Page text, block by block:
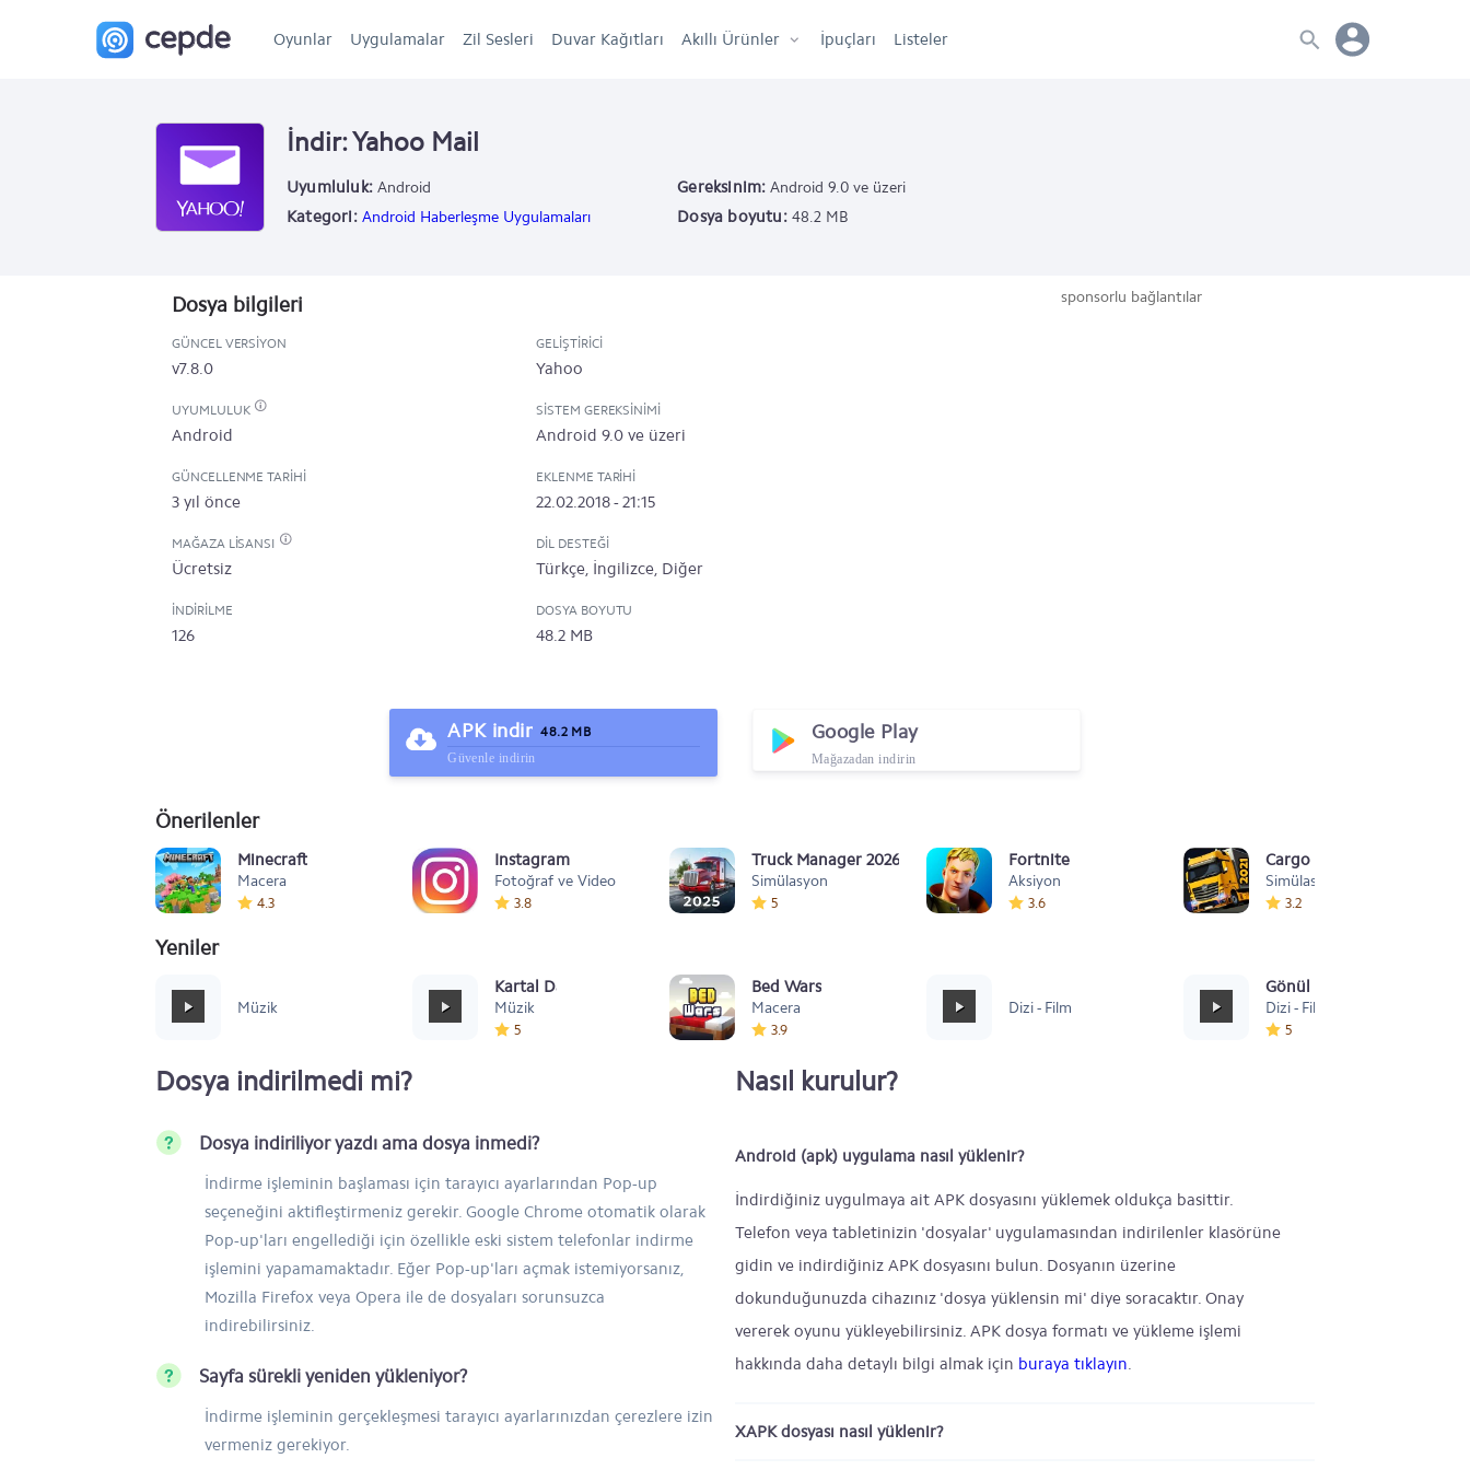
Oyunlar Uygulamalar Zil Sesleri Duvar Kağıtları Akıllı Ürünler İpuçları Listeler
İndir: Yahoo Mail
Uyumluluk: Android Gereksinim: Android 9.0 ve üzeri
Kategori: Android Haberleşme Uygulamaları Dosya boyutu:48.2 MB
sponsorlu bağlantılar
Dosya bilgileri
GÜNCEL VERSIYON
v7.8.0
GELIŞTIRICI
Yahoo
UYUMLULUK
Android
SISTEM GEREKSINIMI
Android 9.0 ve üzeri
GÜNCELLENME TARIHI
3 yıl önce
EKLENME TARIHI
22.02.2018 - 21:15
MAĞAZA LISANSI
Ücretsiz
DIL DESTEĞI
Türkçe, İngilizce, Diğer
İNDIRILME
126
DOSYA BOYUTU
48.2 MB
APK indir 48.2 MB
Güvenle indirin
Google Play
Mağazadan indirin
Önerilenler
Minecraft
Macera
4.3
Instagram
Fotoğraf ve Video
3.8
Truck Manager 2026
Simülasyon
5
Fortnite
Aksiyon
3.6
Cargo Simulator 2021:
Simülasyon
3.2
Yeniler
Müzik
Kartal Dansı Müziği
Müzik
5
Bed Wars
Macera
3.9
Dizi - Film
Gönül Dağı Duygusal
Dizi - Film
5
Dosya indirilmedi mi?
Dosya indiriliyor yazdı ama dosya inmedi?
İndirme işleminin başlaması için tarayıcı ayarlarından Pop-up
seçeneğini aktifleştirmeniz gerekir. Google Chrome otomatik olarak
Pop-up'ları engellediği için özellikle eski sistem telefonlar indirme
işlemini yapamamaktadır. Eğer Pop-up'ları açmak istemiyorsanız,
Mozilla Firefox veya Opera ile de dosyaları sorunsuzca
indirebilirsiniz.
Sayfa sürekli yeniden yükleniyor?
İndirme işleminin gerçekleşmesi tarayıcı ayarlarınızdan çerezlere izin
vermeniz gerekiyor.
Nasıl kurulur?
Android (apk) uygulama nasıl yüklenir?
İndirdiğiniz uygulmaya ait APK dosyasını yüklemek oldukça basittir.
Telefon veya tabletinizin 'dosyalar' uygulamasından indirilenler klasörüne
gidin ve indirdiğiniz APK dosyasını bulun. Dosyanın üzerine
dokunduğunuzda cihazınız 'dosya yüklensin mi' diye soracaktır. Onay
vererek oyunu yükleyebilirsiniz. APK dosya formatı ve yükleme işlemi
hakkında daha detaylı bilgi almak için buraya tıklayın.
XAPK dosyası nasıl yüklenir?